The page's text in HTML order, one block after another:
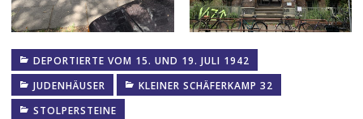
DEPORTIERTE VOM 15. UND 19. JULI 1942
JUDENHÄUSER
KLEINER SCHÄFERKAMP 32
STOLPERSTEINE